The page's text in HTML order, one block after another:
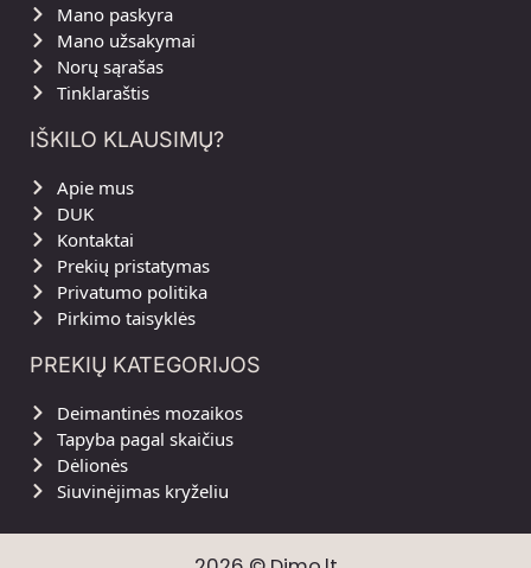
Mano paskyra
Mano užsakymai
Norų sąrašas
Tinklaraštis
IŠKILO KLAUSIMŲ?
Apie mus
DUK
Kontaktai
Prekių pristatymas
Privatumo politika
Pirkimo taisyklės
PREKIŲ KATEGORIJOS
Deimantinės mozaikos
Tapyba pagal skaičius
Dėlionės
Siuvinėjimas kryželiu